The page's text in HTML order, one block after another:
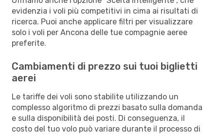
evidenzia i voli più competitivi in cima ai risultati di
ricerca. Puoi anche applicare filtri per visualizzare
solo i voli per Ancona delle tue compagnie aeree
preferite.
Cambiamenti di prezzo sui tuoi biglietti
aerei
Le tariffe dei voli sono stabilite utilizzando un
complesso algoritmo di prezzi basato sulla domanda
e sulla disponibilità dei posti. Di conseguenza, il
costo del tuo volo può variare durante il processo di